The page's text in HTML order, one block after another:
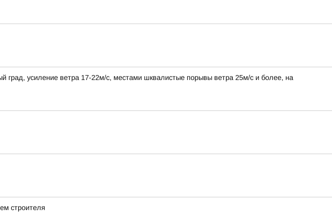
усиление ветра 17-22м/с, местами шквалистые порывы ветра 25м/с и более, на
строителя